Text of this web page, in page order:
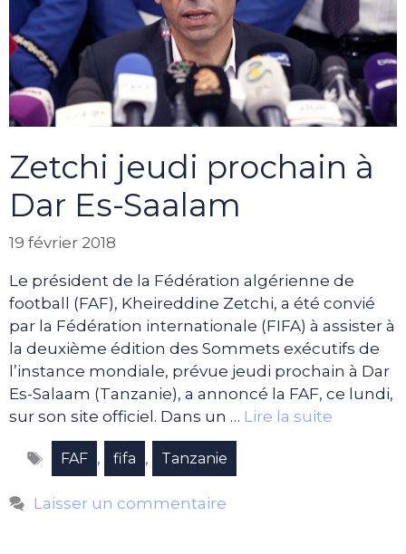
Zetchi jeudi prochain à
Dar Es-Saalam
19 février 2018
Le président de la Fédération algérienne de
football (FAF), Kheireddine Zetchi, a été convié
par la Fédération internationale (FIFA) à assister à
la deuxième édition des Sommets exécutifs de
l’instance mondiale, prévue jeudi prochain à Dar
Es-Salaam (Tanzanie), a annoncé la FAF, ce lundi,
sur son site officiel. Dans un … Lire la suite
Étiquettes
FAF , fifa , Tanzanie
Laisser un commentaire